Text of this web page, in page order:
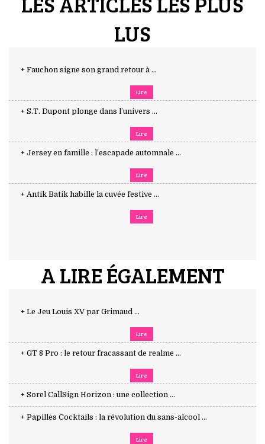
LUS
+ Fauchon signe son grand retour à ...
Lire
+ S.T. Dupont plonge dans l’univers ...
Lire
+ Jersey en famille : l’escapade automnale ...
Lire
+ Antik Batik habille la cuvée festive ...
Lire
A LIRE ÉGALEMENT
+ Le Jeu Louis XV par Grimaud ...
Lire
+ GT 8 Pro : le retour fracassant de realme ...
Lire
+ Sorel CallSign Horizon : une collection ...
+ Papilles Cocktails : la révolution du sans-alcool ...
Lire